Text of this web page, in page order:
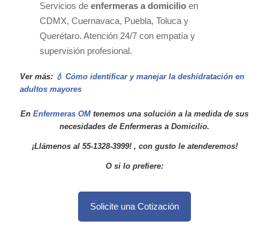
Servicios de enfermeras a domicilio en
CDMX, Cuernavaca, Puebla, Toluca y
Querétaro. Atención 24/7 con empatía y
supervisión profesional.
Ver más: 💧 Cómo identificar y manejar la deshidratación en
adultos mayores
En Enfermeras OM tenemos una solución a la medida de sus
necesidades de Enfermeras a Domicilio.
¡Llámenos al 55-1328-3999!, con gusto le atenderemos!
O si lo prefiere:
Solicite una Cotización